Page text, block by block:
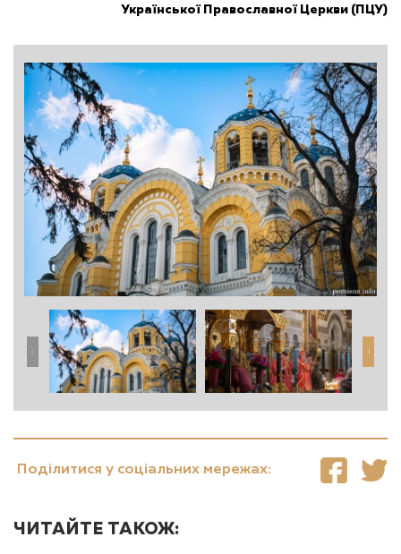
Української Православної Церкви (ПЦУ)
Поділитися у соціальних мережах:
ЧИТАЙТЕ ТАКОЖ: